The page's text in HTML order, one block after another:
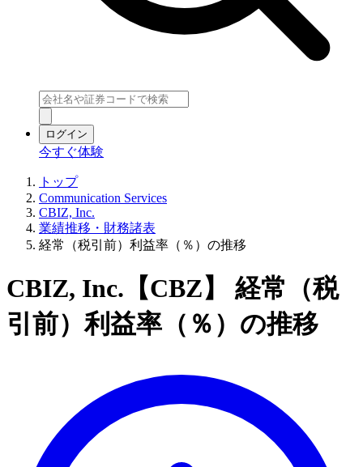
ログイン
今すぐ体験
トップ
Communication Services
CBIZ, Inc.
業績推移・財務諸表
経常（税引前）利益率（％）の推移
CBIZ, Inc.【CBZ】 経常（税
引前）利益率（％）の推移